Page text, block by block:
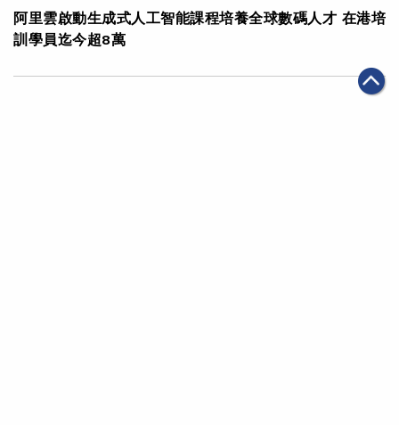
阿里雲啟動生成式人工智能課程培養全球數碼人才 在港培
訓學員迄今超8萬